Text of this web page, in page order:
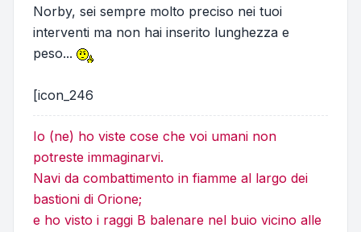
Norby, sei sempre molto preciso nei tuoi
interventi ma non hai inserito lunghezza e
peso...
[icon_246
Io (ne) ho viste cose che voi umani non
potreste immaginarvi.
Navi da combattimento in fiamme al largo dei
bastioni di Orione;
e ho visto i raggi B balenare nel buio vicino alle